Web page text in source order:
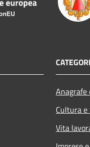
Cultura
Vita